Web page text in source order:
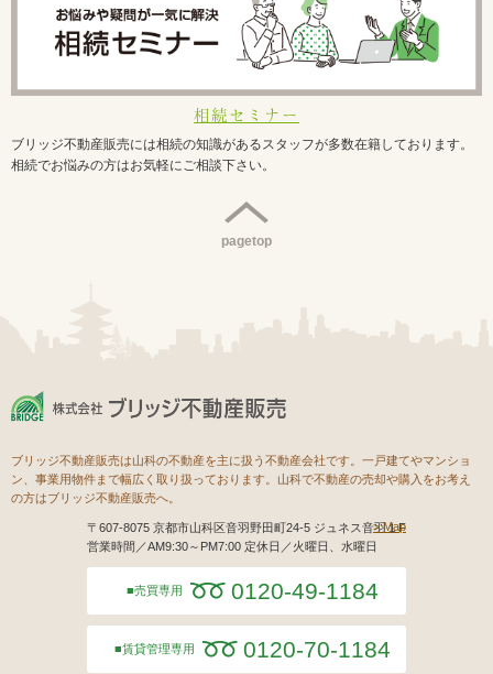
相続セミナー
ブリッジ不動産販売には相続の知識があるスタッフが多数在籍しております。
相続でお悩みの方はお気軽にご相談下さい。
pagetop
ブリッジ不動産販売は山科の不動産を主に扱う不動産会社です。一戸建てやマンショ
ン、事業用物件まで幅広く取り扱っております。山科で不動産の売却や購入をお考え
の方はブリッジ不動産販売へ。
Map
〒607-8075 京都市山科区音羽野田町24-5 ジュネス音羽１F
営業時間／AM9:30～PM7:00 定休日／火曜日、水曜日
売買専用 0120-49-1184
賃貸管理専用 0120-70-1184